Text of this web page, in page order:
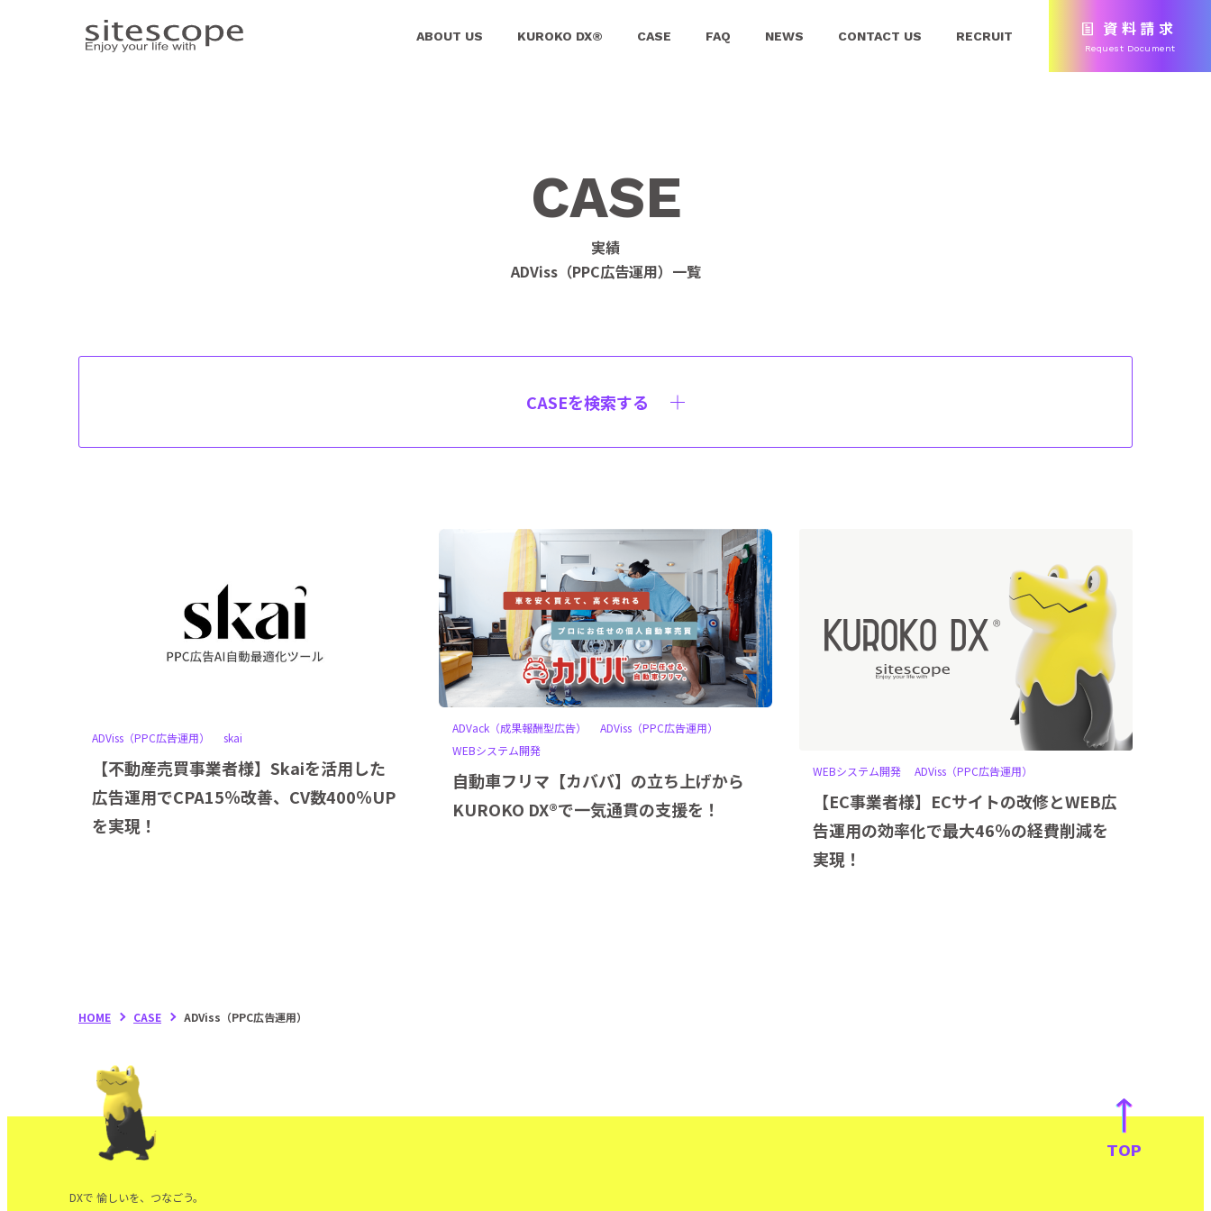
ABOUT US KUROKO DX® CASE FAQ NEWS CONTACT US RECRUIT 資料請求
Request Document
CASE
実績
ADViss（PPC広告運用）一覧
CASEを検索する
ADViss（PPC広告運用） skai
【不動産売買事業者様】Skaiを活用した
広告運用でCPA15％改善、CV数400％UP
を実現！
ADVack（成果報酬型広告）
ADViss（PPC広告運用）
WEBシステム開発
自動車フリマ【カババ】の立ち上げから
KUROKO DX®︎で一気通貫の支援を！
WEBシステム開発 ADViss（PPC広告運用）
【EC事業者様】ECサイトの改修とWEB広
告運用の効率化で最大46％の経費削減を
実現！
HOME CASE ADViss（PPC広告運用）
TOP
DXで 愉しいを、つなごう。